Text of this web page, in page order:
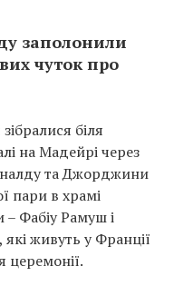
заполонили
чуток про
біля
на Мадейрі через
та Джорджини
пари в храмі
– Фабіу Рамуш і
живуть у Франції
церемонії.